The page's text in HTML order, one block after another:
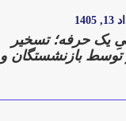
یک حرفه؛ تسخیر
توسط بازنشستگان و